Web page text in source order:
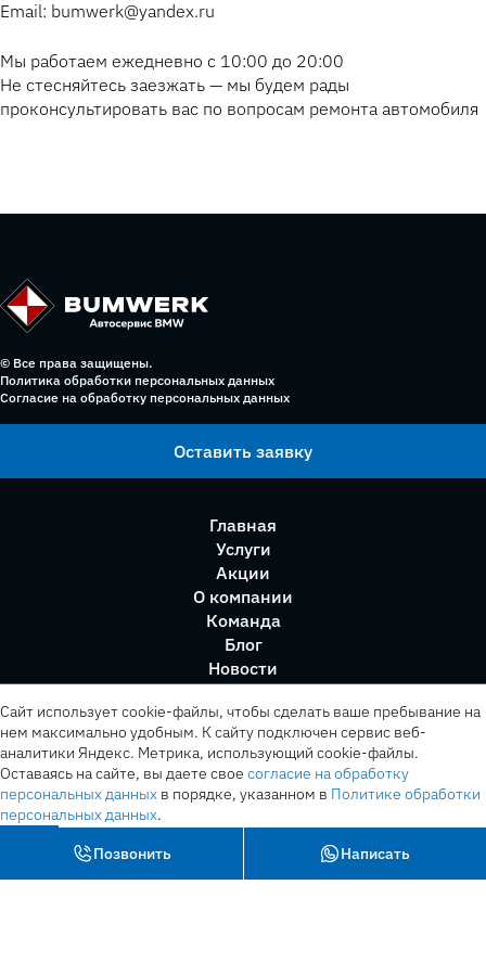
Email: bumwerk@yandex.ru
Мы работаем ежедневно с 10:00 до 20:00
Не стесняйтесь заезжать — мы будем рады
проконсультировать вас по вопросам ремонта автомобиля
© Все права защищены.
Политика обработки персональных данных
Согласие на обработку персональных данных
Оставить заявку
Главная
Услуги
Акции
О компании
Команда
Блог
Новости
Позвонить Написать
Сайт использует cookie-файлы, чтобы сделать ваше пребывание на
нем максимально удобным. К cайту подключен сервис веб-
аналитики Яндекс. Метрика, использующий cookie-файлы.
Оставаясь на сайте, вы даете свое согласие на обработку
персональных данных в порядке, указанном в Политике обработки
персональных данных.